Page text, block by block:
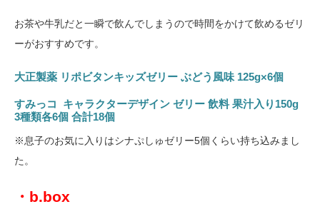
お茶や牛乳だと一瞬で飲んでしまうので時間をかけて飲めるゼリ
ーがおすすめです。
大正製薬 リポビタンキッズゼリー ぶどう風味 125g×6個
すみっコ キャラクターデザイン ゼリー 飲料 果汁入り150g
3種類各6個 合計18個
※息子のお気に入りはシナぷしゅゼリー5個くらい持ち込みまし
た。
・b.box